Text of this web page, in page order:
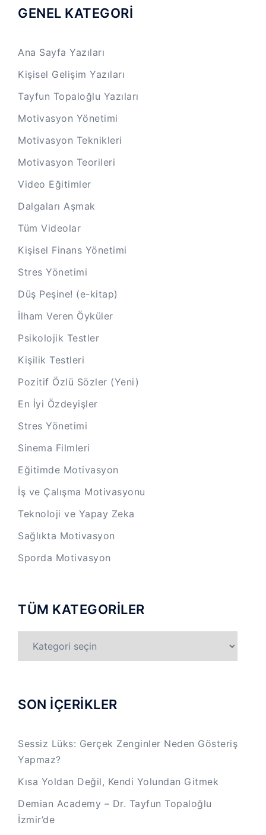
GENEL KATEGORİ
Ana Sayfa Yazıları
Kişisel Gelişim Yazıları
Tayfun Topaloğlu Yazıları
Motivasyon Yönetimi
Motivasyon Teknikleri
Motivasyon Teorileri
Video Eğitimler
Dalgaları Aşmak
Tüm Videolar
Kişisel Finans Yönetimi
Stres Yönetimi
Düş Peşine! (e-kitap)
İlham Veren Öyküler
Psikolojik Testler
Kişilik Testleri
Pozitif Özlü Sözler (Yeni)
En İyi Özdeyişler
Stres Yönetimi
Sinema Filmleri
Eğitimde Motivasyon
İş ve Çalışma Motivasyonu
Teknoloji ve Yapay Zeka
Sağlıkta Motivasyon
Sporda Motivasyon
TÜM KATEGORİLER
KATEGORİLER
SON İÇERİKLER
Sessiz Lüks: Gerçek Zenginler Neden Gösteriş
Yapmaz?
Kısa Yoldan Değil, Kendi Yolundan Gitmek
Demian Academy – Dr. Tayfun Topaloğlu
İzmir’de